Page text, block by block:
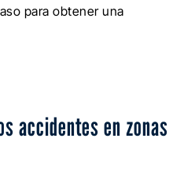
para obtener una
accidentes en zonas